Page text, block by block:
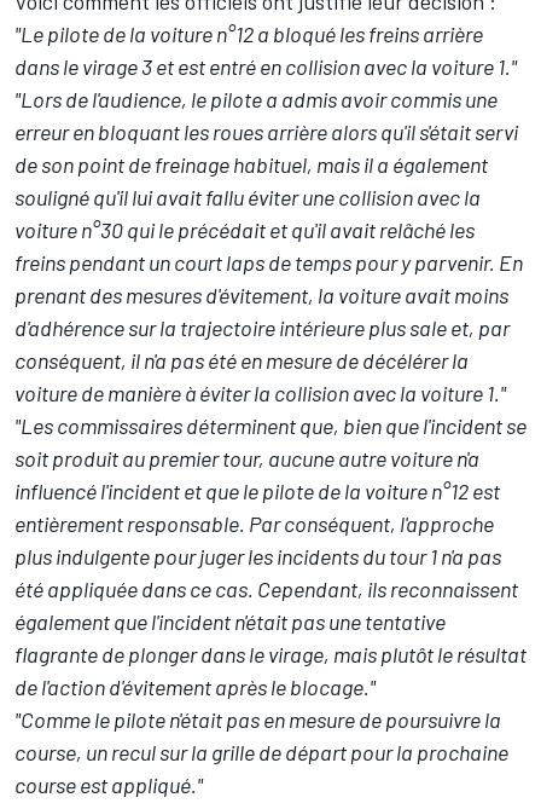
"Le pilote de la voiture n°12 a bloqué les freins arrière
dans le virage 3 et est entré en collision avec la voiture 1."
"Lors de l'audience, le pilote a admis avoir commis une
erreur en bloquant les roues arrière alors qu'il s'était servi
de son point de freinage habituel, mais il a également
souligné qu'il lui avait fallu éviter une collision avec la
voiture n°30 qui le précédait et qu'il avait relâché les
freins pendant un court laps de temps pour y parvenir. En
prenant des mesures d'évitement, la voiture avait moins
d'adhérence sur la trajectoire intérieure plus sale et, par
conséquent, il n'a pas été en mesure de décélérer la
voiture de manière à éviter la collision avec la voiture 1."
"Les commissaires déterminent que, bien que l'incident se
soit produit au premier tour, aucune autre voiture n'a
influencé l'incident et que le pilote de la voiture n°12 est
entièrement responsable. Par conséquent, l'approche
plus indulgente pour juger les incidents du tour 1 n'a pas
été appliquée dans ce cas. Cependant, ils reconnaissent
également que l'incident n'était pas une tentative
flagrante de plonger dans le virage, mais plutôt le résultat
de l'action d'évitement après le blocage."
"Comme le pilote n'était pas en mesure de poursuivre la
course, un recul sur la grille de départ pour la prochaine
course est appliqué."